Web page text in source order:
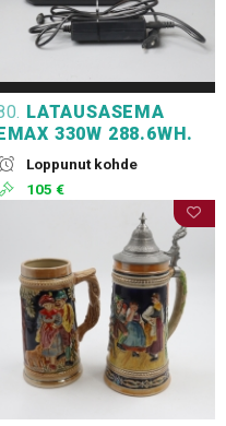
LATAUSASEMA
EMAX 330W 288.6WH.
Loppunut kohde
105 €